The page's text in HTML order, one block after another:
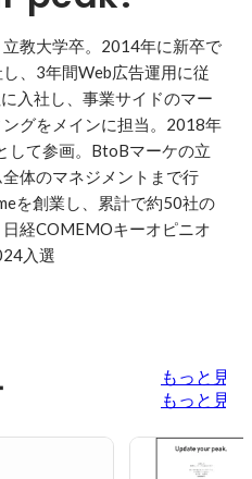
教大学卒。2014年に新卒で
、3年間Web広告運用に従
入社し、事業サイドのマー
グをメインに担当。2018年
して参画。BtoBマーケの立
体のマネジメントまで行
を創業し、累計で約50社の
経COMEMOキーオピニオ
入選
もっと見る
もっと見る